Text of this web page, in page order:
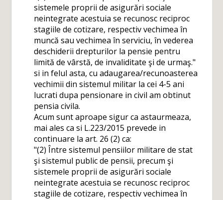
sistemele proprii de asigurări sociale
neintegrate acestuia se recunosc reciproc
stagiile de cotizare, respectiv vechimea în
muncă sau vechimea în serviciu, în vederea
deschiderii drepturilor la pensie pentru
limită de vârstă, de invaliditate şi de urmaş."
si in felul asta, cu adaugarea/recunoasterea
vechimii din sistemul militar la cei 4-5 ani
lucrati dupa pensionare in civil am obtinut
pensia civila.
Acum sunt aproape sigur ca astaurmeaza,
mai ales ca si L.223/2015 prevede in
continuare la art. 26 (2) ca:
"(2) Între sistemul pensiilor militare de stat
şi sistemul public de pensii, precum şi
sistemele proprii de asigurări sociale
neintegrate acestuia se recunosc reciproc
stagiile de cotizare, respectiv vechimea în